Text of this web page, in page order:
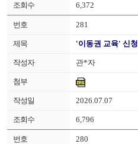
6,372
281
'이동권 교육' 신청
관*자
2026.07.07
6,796
280